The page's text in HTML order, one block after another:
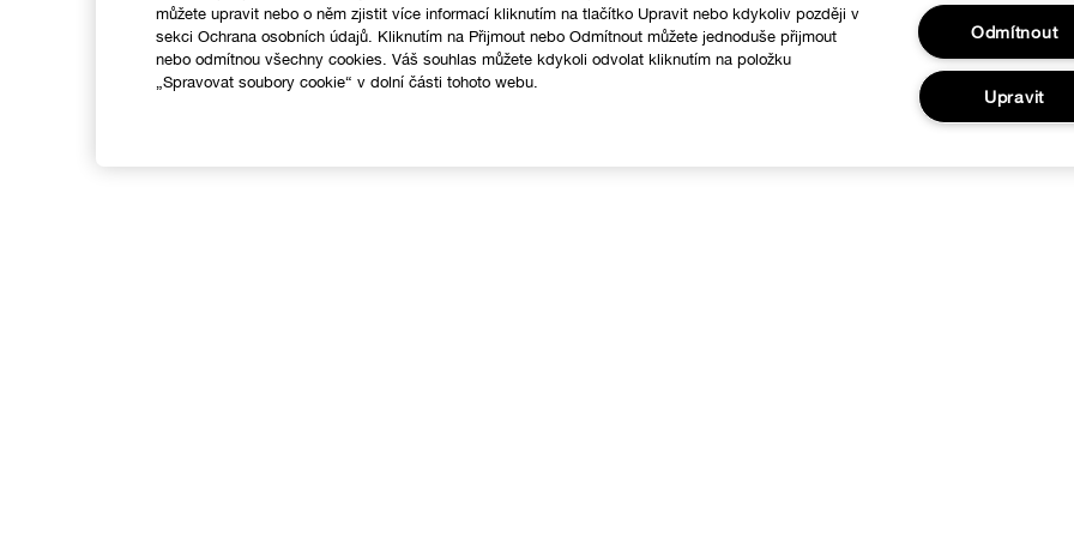
můžete upravit nebo o něm zjistit více informací kliknutím na tlačítko Upravit nebo kdykoliv později v
sekci Ochrana osobních údajů. Kliknutím na Přijmout nebo Odmítnout můžete jednoduše přijmout
nebo odmítnou všechny cookies. Váš souhlas můžete kdykoli odvolat kliknutím na položku
„Spravovat soubory cookie“ v dolní části tohoto webu.
Odmítnout
Upravit